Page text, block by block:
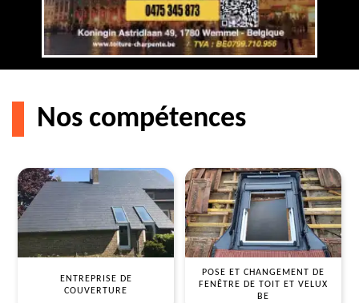
Nos compétences
ENTREPRISE DE
COUVERTURE
POSE ET CHANGEMENT DE
FENÊTRE DE TOIT ET VELUX
BE